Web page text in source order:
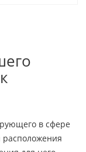
в сфере
расположения